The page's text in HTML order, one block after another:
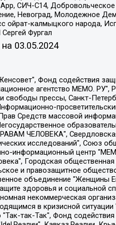
СИЧ-С14,
Невоград, Молодежное
ойрат-калмыцкого народа,
Фургал
03.05.2024
ответственностью "Альтаир 2021", Общество с ограниченной ответственностью "Вега 2021", Общество с ограниченной ответственностью "Главный редактор 2021", Общество с ограниченной ответственностью "Ромашки монолит", Важенков Артем Валерьевич, Ивановская областная общественная организация "Центр гендерных исследований", Гурман Юрий Альбертович, Медиапроект "ОВД-Инфо", Егоров Владимир Владимирович, Жилинский Владимир Александрович, Общество с ограниченной ответственностью "ЗП", Иванова София Юрьевна, Карезина Инна Павловна, Кильтау Екатерина Викторовна, Петров Алексей Викторович, Пискунов Сергей Евгеньевич, Смирнов Сергей Сергеевич, Тихонов Михаил Сергеевич, Общество с ограниченной ответственностью "ЖУРНАЛИСТ-ИНОСТРАННЫЙ АГЕНТ", Арапова Галина Юрьевна, Вольтская Татьяна Анатольевна, Американская компания "Mason G.E.S. Anonymous Foundation" (США), являющаяся владельцем интернет-издания https://mnews.world/, Компания "Stichting Bellingcat", зарегистрированная в Нидерландах (дата регистрации 11.07.2018), Захаров Андрей Вячеславович, Клепиковская Екатерина Дмитриевна, Общество с ограниченной ответственностью "МЕМО", Перл Роман Александрович, Симонов Евгений Алексеевич, Соловьева Елена Анатольевна, Сотников Даниил Владимирович, Сурначева Елизавета Дмитриевна, Автономная некоммерческая организация по защите прав человека и информированию населения "Якутия – Наше Мнение", Общество с ограниченной ответственностью "Москоу диджитал медиа", с 26.01.2023 Общество с ограниченной ответственностью "Чайка Белые сады", Ветошкина Валерия Валерьевна, Заговора Максим Александрович, Межрегиональное общественное движение "Российская ЛГБТ - сеть", Оленичев Максим Владимирович, Павлов Иван Юрьевич, Скворцова Елена Сергеевна, Общество с